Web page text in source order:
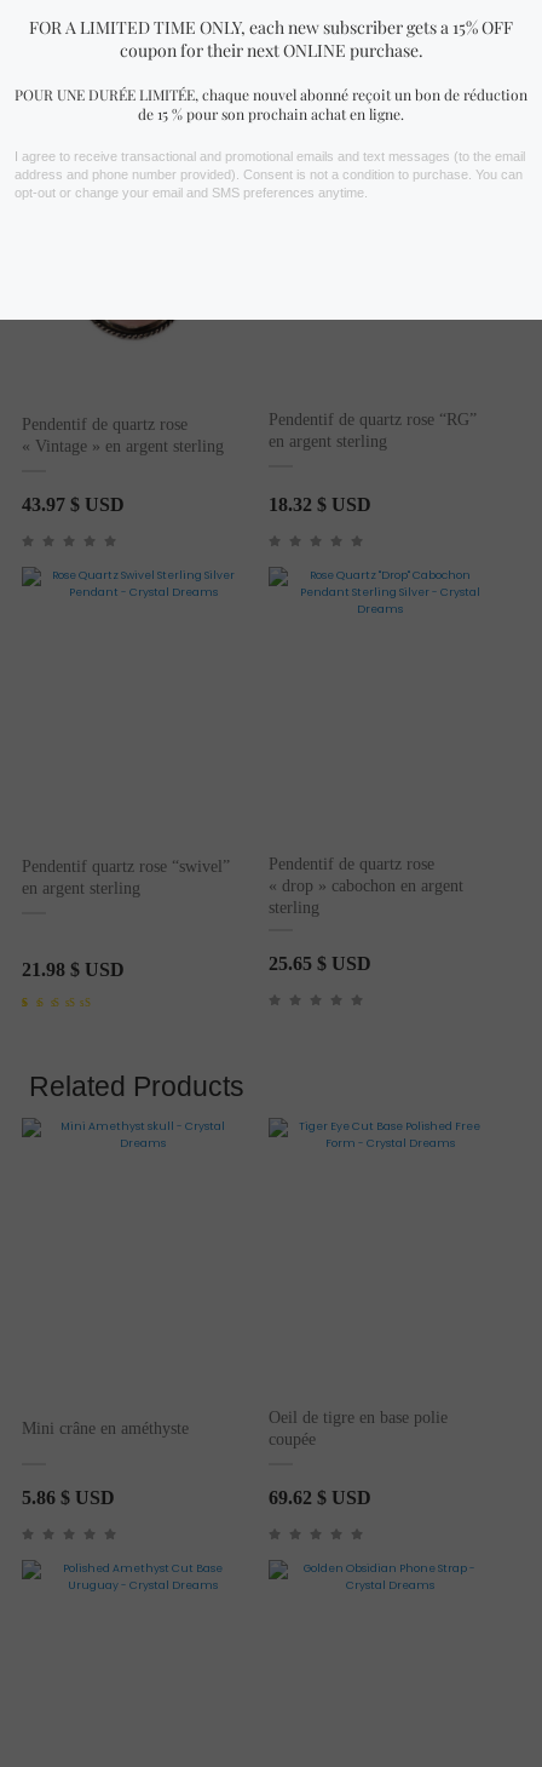
Vous aimerez peut-être aussi…
Pendentif de quartz rose
« Vintage » en argent sterling
43.97 $ USD
Pendentif de quartz rose “RG”
en argent sterling
18.32 $ USD
Pendentif quartz rose “swivel”
en argent sterling
21.98 $ USD
Pendentif de quartz rose
« drop » cabochon en argent
sterling
25.65 $ USD
Related Products
Mini crâne en améthyste
5.86 $ USD
Oeil de tigre en base polie
coupée
69.62 $ USD